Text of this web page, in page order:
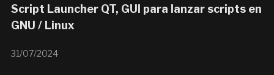
Script Launcher QT, GUI para lanzar scripts en
GNU / Linux
31/07/2024